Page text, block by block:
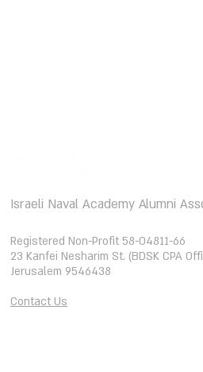
Israeli Naval Academy Alumni
Registered Non-Profit 58-04811-66
23 Kanfei Nesharim St. (BDSK CPA
Jerusalem 9546438
Contact Us